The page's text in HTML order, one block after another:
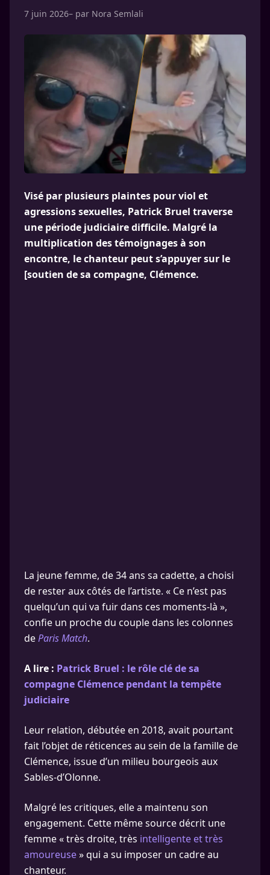
7 juin 2026– par Nora Semlali
Visé par plusieurs plaintes pour viol et
agressions sexuelles, Patrick Bruel traverse
une période judiciaire difficile. Malgré la
multiplication des témoignages à son
encontre, le chanteur peut s’appuyer sur le
[soutien de sa compagne, Clémence.
La jeune femme, de 34 ans sa cadette, a choisi
de rester aux côtés de l’artiste. « Ce n’est pas
quelqu’un qui va fuir dans ces moments-là »,
confie un proche du couple dans les colonnes
deParis Match.
A lire : Patrick Bruel : le rôle clé de sa
compagne Clémence pendant la tempête
judiciaire
Leur relation, débutée en 2018, avait pourtant
fait l’objet de réticences au sein de la famille de
Clémence, issue d’un milieu bourgeois aux
Sables-d’Olonne.
Malgré les critiques, elle a maintenu son
engagement. Cette même source décrit une
femme « très droite, très intelligente et très
amoureuse» qui a su imposer un cadre au
chanteur.